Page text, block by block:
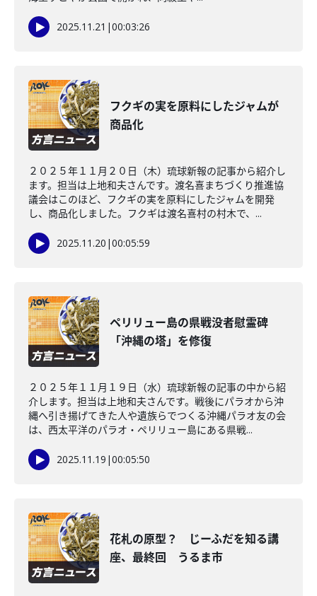
2025.11.21 |00:03:26
フクギの実を原料にしたジャムが
商品化
２０２５年１１月２０日（木）琉球新報の記事から紹介し
ます。担当は上地和夫さんです。渡名喜まちづくり推進協
議会はこのほど、フクギの実を原料にしたジャムを開発
し、商品化しました。フクギは渡名喜村の村木で、...
2025.11.20 |00:05:59
ペリリュー島の県戦没者慰霊碑
「沖縄の塔」を修復
２０２５年１１月１９日（水）琉球新報の記事の中から紹
介します。担当は上地和夫さんです。戦後にパラオから沖
縄へ引き揚げてきた人や遺族らでつくる沖縄パラオ友の会
は、西太平洋のパラオ・ペリリュー島にある県戦...
2025.11.19 |00:05:50
花札の原型？ じーふだを知る講
座、最終回 うるま市